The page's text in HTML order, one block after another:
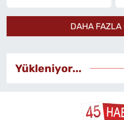
DAHA FAZLA
Yükleniyor...